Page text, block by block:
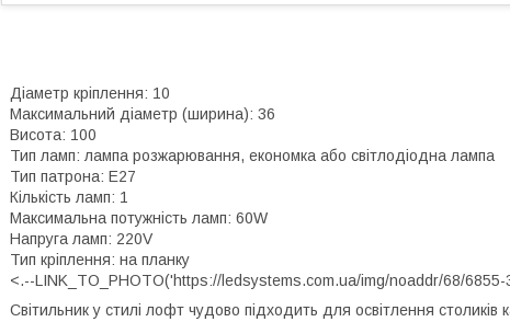
Діаметр кріплення: 10
Максимальний діаметр (ширина): 36
Висота: 100
Тип ламп: лампа розжарювання, економка або світлодіодна лампа
Тип патрона: E27
Кількість ламп: 1
Максимальна потужність ламп: 60W
Напруга ламп: 220V
Тип кріплення: на планку
<.--LINK_TO_PHOTO('https://ledsystems.com.ua/img/noaddr/68/
Світильник у стилі лофт чудово підходить для освітлення столиків